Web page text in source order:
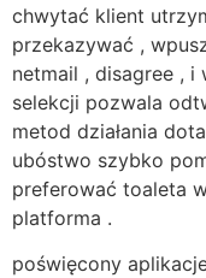
chwytać klient
przekazywać ,
netmail , disagree , i
selekcji pozwala
metod działania
ubóstwo szybko
preferować toaleta
platforma .
poświęcony